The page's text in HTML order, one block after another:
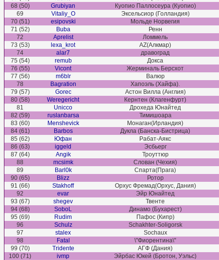
68 (50)
Grubiyan
Куопио Паллосеура (Куопио)
69
Vitaliy_O
Эксельсиор (Голландия)
70 (51)
esipovski
Мольде Норвегия
71 (52)
Buba
Ренн
72
Aprelist
Ломмель
73 (53)
lexa_krot
AZ(Алкмар)
74
alar7
дравоград
75 (54)
remub
Докса
76 (55)
Vicont
Жерминаль Берсхот
77 (56)
m6blr
Валюр
78
Bagration
Хапоэль (Хайфа).
79 (57)
Gorec
Астон Вилла (Англия)
80 (58)
Weregericht
Кернтен (Клагенфурт)
81
Unicco
Дрохеда Юнайтед
82 (59)
ruslanbarsa
Тимишоара
83 (60)
Menshevick
Монаган(Ирландия)
84 (61)
Barbos
Дукла (Банска-Бистрица)
85 (62)
Юфан
Рабат-Аякс
86 (63)
iggeld
Эсбьерг
87 (64)
Angik
Троуттюр
88
mcsimk
Слован (Чехия)
89
Barl0k
Спарта(Прага)
90 (65)
Blizz
Ротор
91 (66)
Stakhoff
Орхус Фремад(Орхус, Дания)
92
evar
Эйр Юнайтед
93 (67)
shegev
Твенте
94 (68)
SoboL
Динамо (Бухарест)
95 (69)
Rudim
Пафос (Кипр)
96
Schulz
Schakhter-Soligorsk
97
stalex
Sochaux
98
Fatal
\"Фиорентина\"
99 (70)
Tridente
АГФ (Дания)
100 (71)
ivmp
Эйрбас Юкей (Бротон, Уэльс)